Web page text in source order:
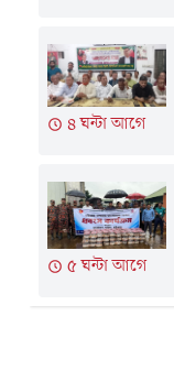
৪ ঘন্টা আগে
৫ ঘন্টা আগে